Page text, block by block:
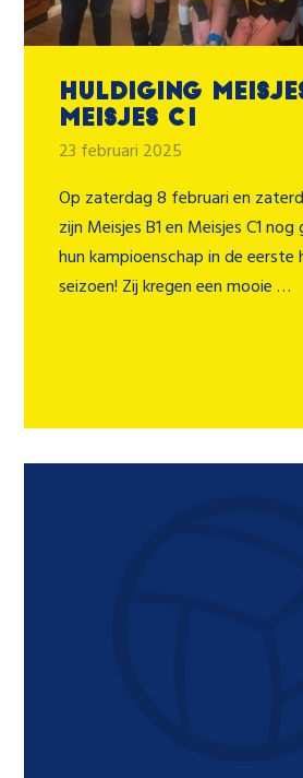
Huldiging
Meisjes C1
23 februari 2025
Op zaterdag 8 februari en
zijn Meisjes B1 en Meisjes C1
hun kampioenschap in de
seizoen! Zij kregen een mooie …